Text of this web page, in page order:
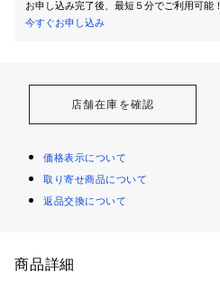
お申し込み完了後、最短５分でご利用可能！
今すぐお申し込み
店舗在庫を確認
価格表示について
取り寄せ商品について
返品交換について
商品詳細